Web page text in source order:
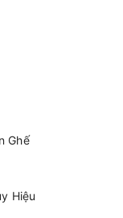
Ghế
Hiệu